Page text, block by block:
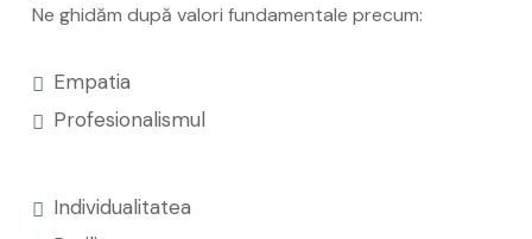
Ne ghidăm după valori fundamentale precum:
Empatia
Profesionalismul
Individualitatea